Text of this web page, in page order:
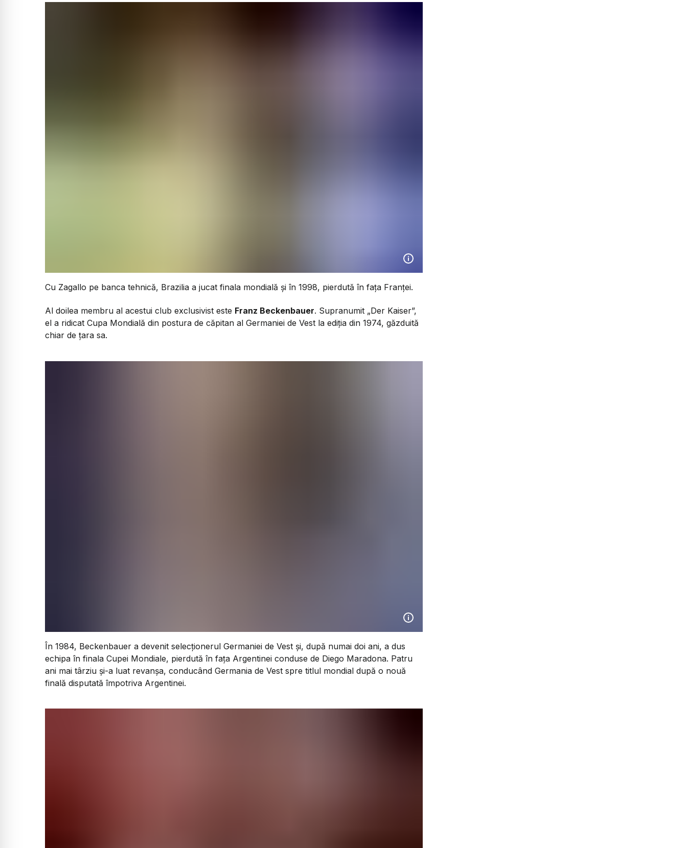
Cu Zagallo pe banca tehnică, Brazilia a jucat finala mondială și în 1998, pierdută în fața Franței.
Al doilea membru al acestui club exclusivist este Franz Beckenbauer. Supranumit „Der Kaiser”,
el a ridicat Cupa Mondială din postura de căpitan al Germaniei de Vest la ediția din 1974, găzduită
chiar de țara sa.
În 1984, Beckenbauer a devenit selecționerul Germaniei de Vest și, după numai doi ani, a dus
echipa în finala Cupei Mondiale, pierdută în fața Argentinei conduse de Diego Maradona. Patru
ani mai târziu și-a luat revanșa, conducând Germania de Vest spre titlul mondial după o nouă
finală disputată împotriva Argentinei.